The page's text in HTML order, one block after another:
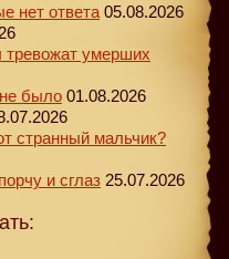
нет ответа 05.08.2026
умерших
было 01.08.2026
странный мальчик?
и сглаз 25.07.2026